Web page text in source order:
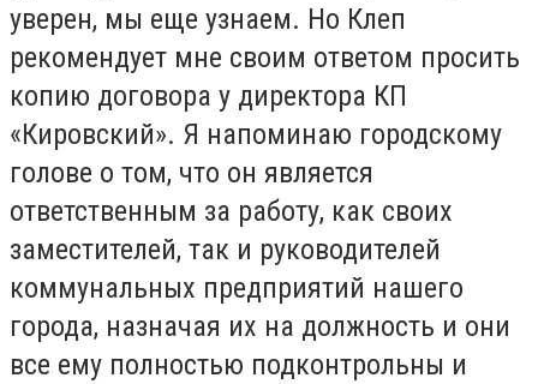
уверен, мы еще узнаем. Но Клеп
рекомендует мне своим ответом просить
копию договора у директора КП
«Кировский». Я напоминаю городскому
голове о том, что он является
ответственным за работу, как своих
заместителей, так и руководителей
коммунальных предприятий нашего
города, назначая их на должность и они
все ему полностью подконтрольны и